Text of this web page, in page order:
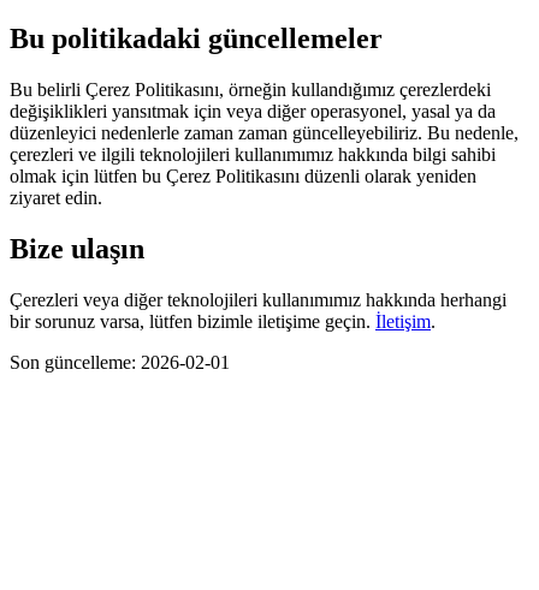
Bu politikadaki güncellemeler
Bu belirli Çerez Politikasını, örneğin kullandığımız çerezlerdeki
değişiklikleri yansıtmak için veya diğer operasyonel, yasal ya da
düzenleyici nedenlerle zaman zaman güncelleyebiliriz. Bu nedenle,
çerezleri ve ilgili teknolojileri kullanımımız hakkında bilgi sahibi
olmak için lütfen bu Çerez Politikasını düzenli olarak yeniden
ziyaret edin.
Bize ulaşın
Çerezleri veya diğer teknolojileri kullanımımız hakkında herhangi
bir sorunuz varsa, lütfen bizimle iletişime geçin. İletişim.
Son güncelleme: 2026-02-01